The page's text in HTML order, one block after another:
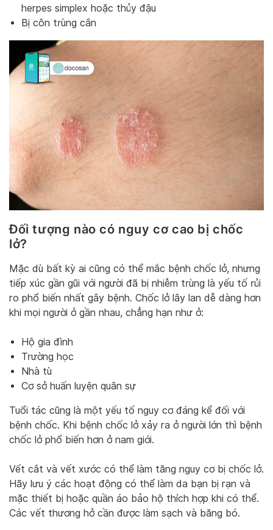
herpes simplex hoặc thủy đậu
Bị côn trùng cắn
Đối tượng nào có nguy cơ cao bị chốc
lở?
Mặc dù bất kỳ ai cũng có thể mắc bệnh chốc lở, nhưng
tiếp xúc gần gũi với người đã bị nhiễm trùng là yếu tố rủi
ro phổ biến nhất gây bệnh. Chốc lở lây lan dễ dàng hơn
khi mọi người ở gần nhau, chẳng hạn như ở:
Hộ gia đình
Trường học
Nhà tù
Cơ sở huấn luyện quân sự
Tuổi tác cũng là một yếu tố nguy cơ đáng kể đối với
bệnh chốc. Khi bệnh chốc lở xảy ra ở người lớn thì bệnh
chốc lở phổ biến hơn ở nam giới.
Vết cắt và vết xước có thể làm tăng nguy cơ bị chốc lở.
Hãy lưu ý các hoạt động có thể làm da bạn bị rạn và
mặc thiết bị hoặc quần áo bảo hộ thích hợp khi có thể.
Các vết thương hở cần được làm sạch và băng bó.